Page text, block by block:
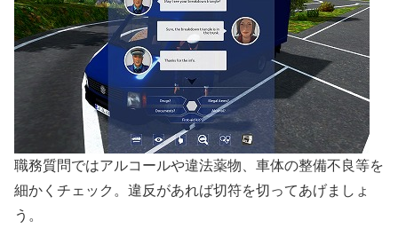
職務質問ではアルコールや違法薬物、車体の整備不良等を
細かくチェック。違反があれば切符を切ってあげましょ
う。